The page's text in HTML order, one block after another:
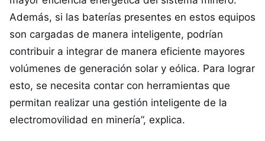
Además, si las baterías presentes en estos equipos
son cargadas de manera inteligente, podrían
contribuir a integrar de manera eficiente mayores
volúmenes de generación solar y eólica. Para lograr
esto, se necesita contar con herramientas que
permitan realizar una gestión inteligente de la
electromovilidad en minería”, explica.